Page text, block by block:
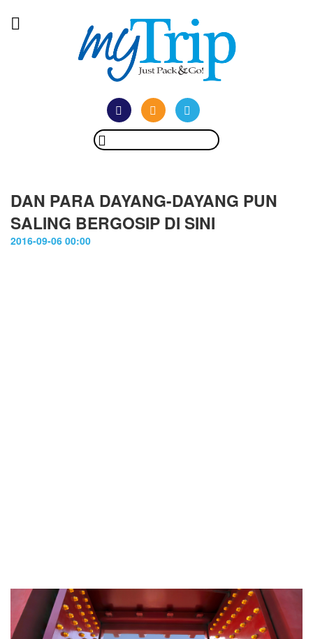
DAN PARA DAYANG-DAYANG PUN
SALING BERGOSIP DI SINI
2016-09-06 00:00